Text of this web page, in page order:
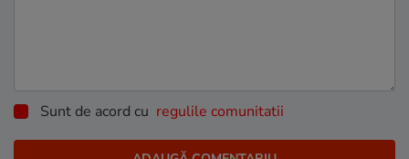
Sunt de acord cu regulile comunitatii